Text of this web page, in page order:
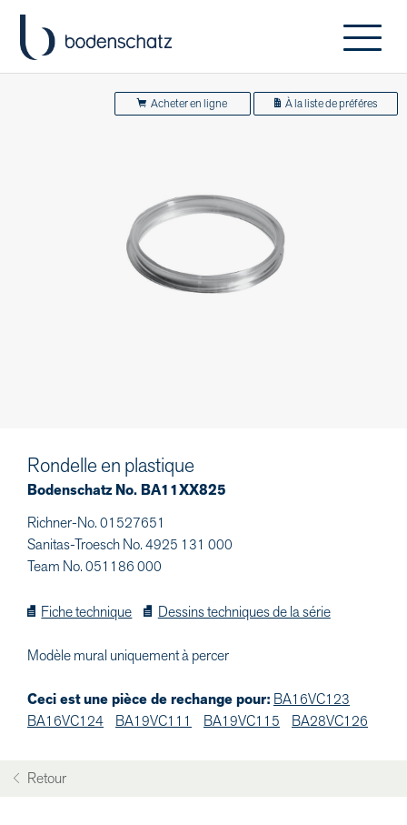
Acheter en ligne À la liste de préféres
Rondelle en plastique
Bodenschatz No. BA11XX825
Richner-No. 01527651
Sanitas-Troesch No. 4925 131 000
Team No. 051186 000
Fiche technique Dessins techniques de la série
Modèle mural uniquement à percer
Ceci est une pièce de rechange pour: BA16VC123
BA16VC124
BA19VC111 BA19VC115 BA28VC126
Retour